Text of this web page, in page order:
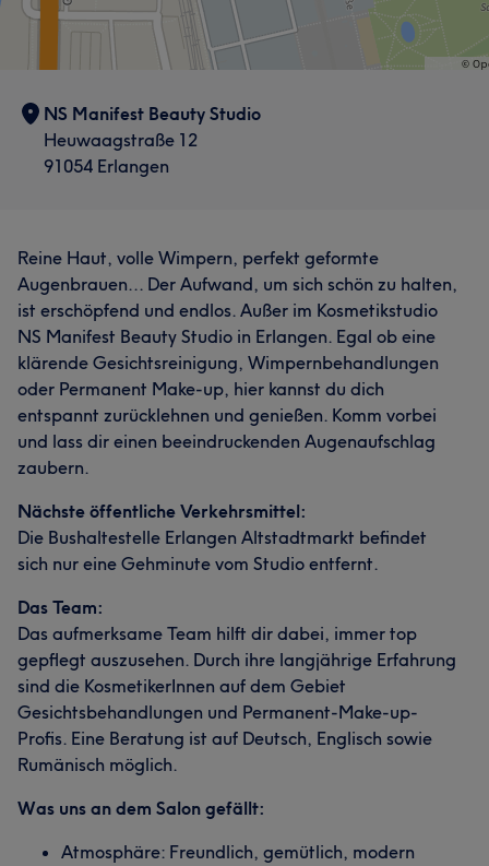
NS Manifest Beauty Studio
Heuwaagstraße 12
91054 Erlangen
Reine Haut, volle Wimpern, perfekt geformte
Augenbrauen... Der Aufwand, um sich schön zu halten,
ist erschöpfend und endlos. Außer im Kosmetikstudio
NS Manifest Beauty Studio in Erlangen. Egal ob eine
klärende Gesichtsreinigung, Wimpernbehandlungen
oder Permanent Make-up, hier kannst du dich
entspannt zurücklehnen und genießen. Komm vorbei
und lass dir einen beeindruckenden Augenaufschlag
zaubern.
Nächste öffentliche Verkehrsmittel:
Die Bushaltestelle Erlangen Altstadtmarkt befindet
sich nur eine Gehminute vom Studio entfernt.
Das Team:
Das aufmerksame Team hilft dir dabei, immer top
gepflegt auszusehen. Durch ihre langjährige Erfahrung
sind die KosmetikerInnen auf dem Gebiet
Gesichtsbehandlungen und Permanent-Make-up-
Profis. Eine Beratung ist auf Deutsch, Englisch sowie
Rumänisch möglich.
Was uns an dem Salon gefällt:
Atmosphäre: Freundlich, gemütlich, modern